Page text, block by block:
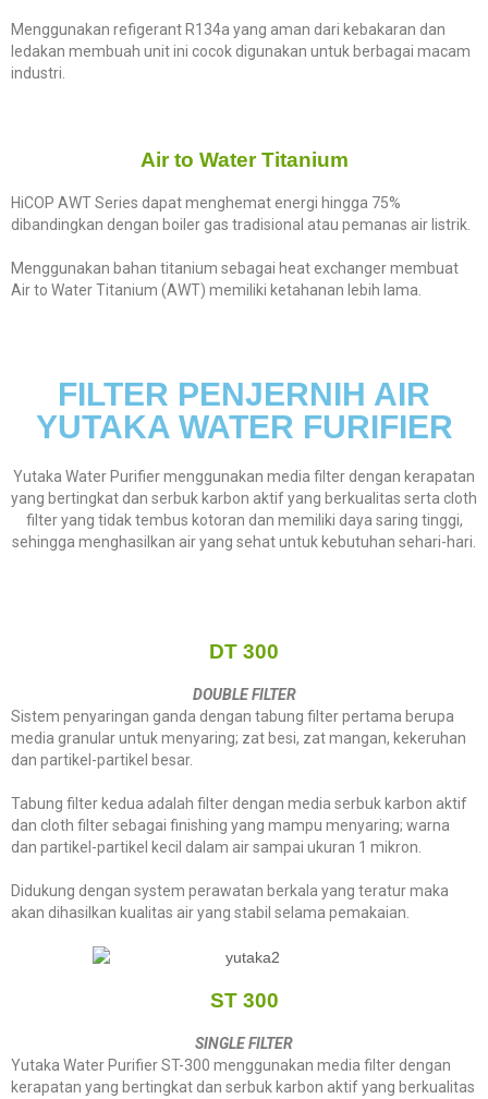
Menggunakan refigerant R134a yang aman dari kebakaran dan
ledakan membuah unit ini cocok digunakan untuk berbagai macam
industri.
Air to Water Titanium
HiCOP AWT Series dapat menghemat energi hingga 75%
dibandingkan dengan boiler gas tradisional atau pemanas air listrik.
Menggunakan bahan titanium sebagai heat exchanger membuat
Air to Water Titanium (AWT) memiliki ketahanan lebih lama.
FILTER PENJERNIH AIR
YUTAKA WATER FURIFIER
Yutaka Water Purifier menggunakan media filter dengan kerapatan
yang bertingkat dan serbuk karbon aktif yang berkualitas serta cloth
filter yang tidak tembus kotoran dan memiliki daya saring tinggi,
sehingga menghasilkan air yang sehat untuk kebutuhan sehari-hari.
DT 300
DOUBLE FILTER
Sistem penyaringan ganda dengan tabung filter pertama berupa
media granular untuk menyaring; zat besi, zat mangan, kekeruhan
dan partikel-partikel besar.
Tabung filter kedua adalah filter dengan media serbuk karbon aktif
dan cloth filter sebagai finishing yang mampu menyaring; warna
dan partikel-partikel kecil dalam air sampai ukuran 1 mikron.
Didukung dengan system perawatan berkala yang teratur maka
akan dihasilkan kualitas air yang stabil selama pemakaian.
ST 300
SINGLE FILTER
Yutaka Water Purifier ST-300 menggunakan media filter dengan
kerapatan yang bertingkat dan serbuk karbon aktif yang berkualitas